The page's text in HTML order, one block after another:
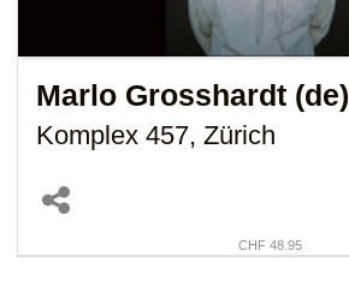
Marlo Grosshardt (de)
Komplex 457, Zürich
CHF 48.95